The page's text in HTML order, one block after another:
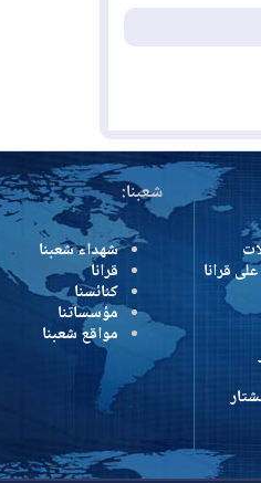
شعبنا:
شهداء شعبنا
قرانا
كنائسنا
مؤسساتنا
مواقع شعبنا